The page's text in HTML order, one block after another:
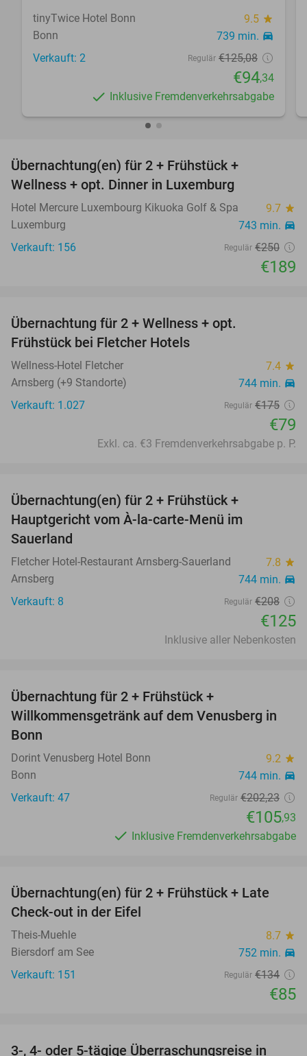
tinyTwice Hotel Bonn 9.5 star
Bonn 739 min. directions_car
Verkauft: 2 Regulär €125,08
€94,34
Inklusive Fremdenverkehrsabgabe
Übernachtung(en) für 2 + Frühstück +
Wellness + opt. Dinner in Luxemburg
Hotel Mercure Luxembourg Kikuoka Golf & Spa 9.7 star
Luxemburg 743 min. directions_car
Verkauft: 156 Regulär €250
€189
Übernachtung für 2 + Wellness + opt.
Frühstück bei Fletcher Hotels
Wellness-Hotel Fletcher 7.4 star
Arnsberg (+9 Standorte) 744 min. directions_car
Verkauft: 1.027 Regulär €175
€79
Exkl. ca. €3 Fremdenverkehrsabgabe p. P.
Übernachtung(en) für 2 + Frühstück +
Hauptgericht vom À-la-carte-Menü im
Sauerland
Fletcher Hotel-Restaurant Arnsberg-Sauerland 7.8 star
Arnsberg 744 min. directions_car
Verkauft: 8 Regulär €208
€125
Inklusive aller Nebenkosten
Übernachtung für 2 + Frühstück +
Willkommensgetränk auf dem Venusberg in
Bonn
Dorint Venusberg Hotel Bonn 9.2 star
Bonn 744 min. directions_car
Verkauft: 47 Regulär €202,23
€105,93
Inklusive Fremdenverkehrsabgabe
37%
Übernachtung(en) für 2 + Frühstück + Late
Check-out in der Eifel
Theis-Muehle 8.7 star
Biersdorf am See 752 min. directions_car
Verkauft: 151 Regulär €134
€85
3-, 4- oder 5-tägige Überraschungsreise in